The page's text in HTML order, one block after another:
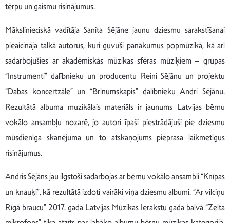
tērpu un gaismu risinājumus.
Mākslinieciskā vadītāja Sanita Sējāne jaunu dziesmu sarakstīšanai
pieaicināja talkā autorus, kuri guvuši panākumus popmūzikā, kā arī
sadarbojušies ar akadēmiskās mūzikas sfēras mūziķiem – grupas
“Instrumenti” dalībnieku un producentu Reini Sējānu un projektu
“Dabas koncertzāle” un “Brīnumskapis” dalībnieku Andri Sējānu.
Rezultātā albuma muzikālais materiāls ir jaunums Latvijas bērnu
vokālo ansambļu nozarē, jo autori īpaši piestrādājuši pie dziesmu
mūsdienīga skanējuma un to atskaņojums pieprasa laikmetīgus
risinājumus.
Andris Sējāns jau ilgstoši sadarbojas ar bērnu vokālo ansambli “Knīpas
un knauķi”, kā rezultātā izdoti vairāki viņa dziesmu albumi. “Ar vilciņu
Rīgā braucu” 2017. gada Latvijas Mūzikas Ierakstu gada balvā “Zelta